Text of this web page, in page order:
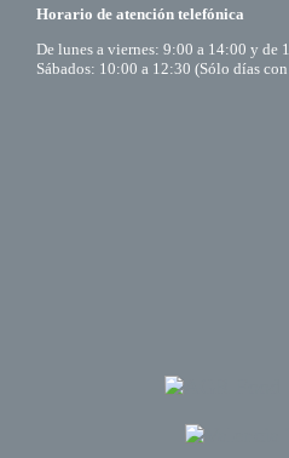
Horario de atención telefónica
De lunes a viernes: 9:00 a 14:00 y de
Sábados: 10:00 a 12:30 (Sólo días